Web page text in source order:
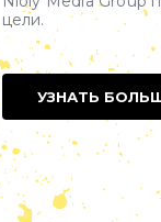
цели.
УЗНАТЬ